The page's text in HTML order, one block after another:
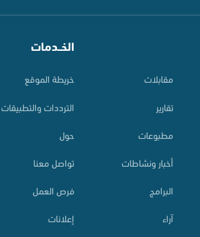
مقابلات
تقارير
مطبوعات
أخبار ونشاطات
البرامج
آراء
الخــدمات
خريطة الموقع
الترددات والتطبيقات
حول
تواصل معنا
فرص العمل
إعلانات